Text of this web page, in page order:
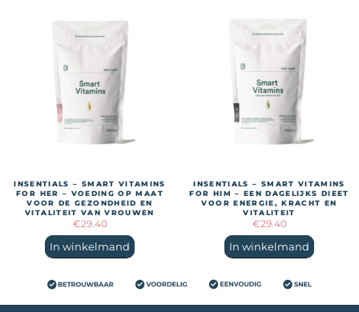
INSENTIALS – SMART VITAMINS
FOR HER – VOEDING OP MAAT
VOOR DE GEZONDHEID EN
VITALITEIT VAN VROUWEN
€29.40
In winkelmand
INSENTIALS – SMART VITAMINS
FOR HIM – EEN DAGELIJKS DIEET
VOOR ENERGIE, KRACHT EN
VITALITEIT
€29.40
In winkelmand